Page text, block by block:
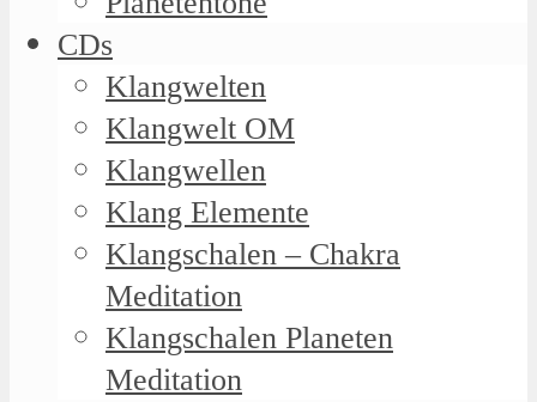
CDs
Klangwelten
Klangwelt OM
Klangwellen
Klang Elemente
Klangschalen – Chakra
Meditation
Klangschalen Planeten
Meditation